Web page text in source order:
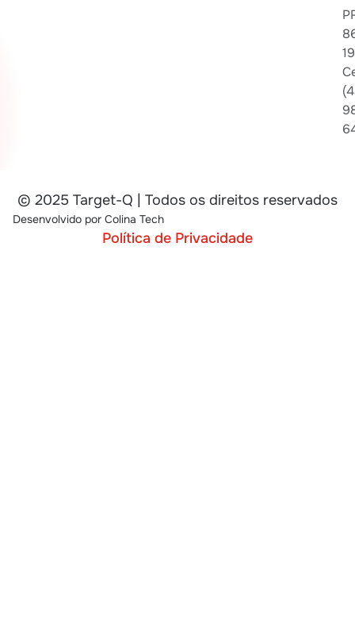
© 2025 Target-Q | Todos os direitos reservados
Desenvolvido por Colina Tech
Política de Privacidade